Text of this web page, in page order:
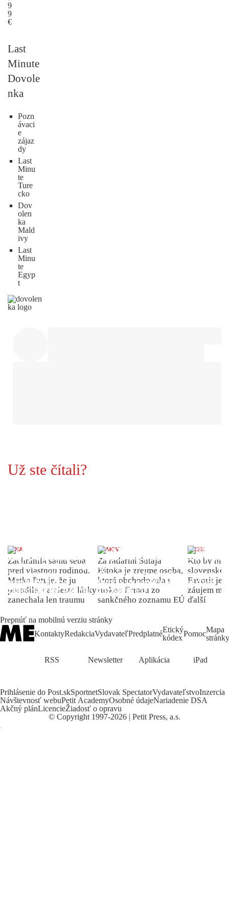
9
9
€
Last
Minute
Dovole
nka
Pozn
ávaci
e
zájaz
dy
Last
Minu
te
Ture
cko
Dov
olen
ka
Mald
ivy
Last
Minu
te
Egyp
t
Už ste čítali?
ŽENA
Zachránila samu seba
pred vlastnou rodinou.
Matka ľutuje, že ju
porodila, namiesto lásky
zanechala len traumu
DOMOV
Za radarmi Šutaja
Eštoka je zrejme osoba,
ktorá obchodovala s
ruskou firmou zo
sankčného zoznamu EÚ
INDEX
Kto by
slovenské
Favorit je
záujem
ďalší
Prepnúť na mobilnú verziu stránky
KontaktyRedakciaVydavateľPredplatnéEtický
kódexPomocMapa
stránky
RSS Newsletter Aplikácia iPad
Prihlásenie do Post.skSportnetSlovak SpectatorVydavateľstvoInzercia
Návštevnosť webuPetit AcademyOsobné údajeNariadenie DSA
Akčný plánLicencieŽiadosť o opravu
© Copyright 1997-2026 | Petit Press, a.s.